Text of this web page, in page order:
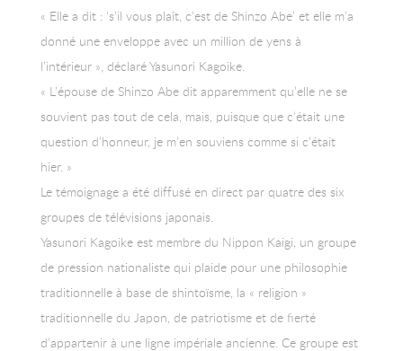
« Elle a dit : ‘s’il vous plaît, c’est de Shinzo Abe’ et elle m’a
donné une enveloppe avec un million de yens à
l’intérieur », déclaré Yasunori Kagoike.
« L’épouse de Shinzo Abe dit apparemment qu’elle ne se
souvient pas tout de cela, mais, puisque que c’était une
question d’honneur, je m’en souviens comme si c’était
hier. »
Le témoignage a été diffusé en direct par quatre des six
groupes de télévisions japonais.
Yasunori Kagoike est membre du Nippon Kaigi, un groupe
de pression nationaliste qui plaide pour une philosophie
traditionnelle à base de shintoïsme, la « religion »
traditionnelle du Japon, de patriotisme et de fierté
d’appartenir à une ligne impériale ancienne. Ce groupe est